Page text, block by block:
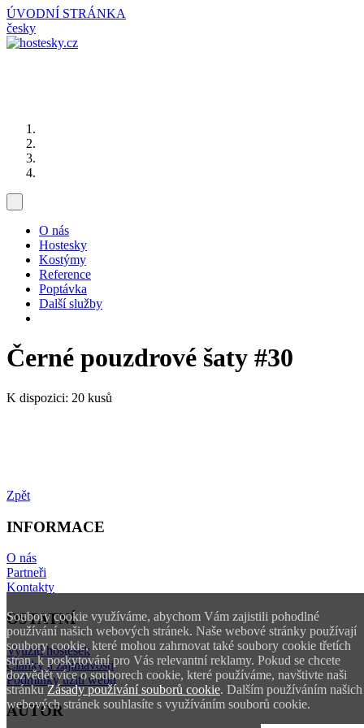
Soubory cookie využíváme, abychom Vám zajistili pohodlné
používání našich webových stránek. Naše webové stránky používají
soubory cookie, které mohou zahrnovat také soubory cookie třetích
stran, k poskytování pro Vás relevantní reklamy. Pokud se chcete
dozvědět více o souborech cookie, které používáme, navštivte naši
stránkuZásady používání souborů cookie. Dalším používáním našich
webových stránek souhlasíte s využíváním souborů cookie.
ÚVODNÍ STRÁNKA
česky
O nás
Hostesky
Kostýmy
Reference
Poptávka
Další služby
Černé pouzdrové šaty #30
K dispozici: 20 kusů
Zpět
INFORMACE
O nás
Partneři
Kontakty
OSTATNÍ
Využití hostesek
Články a zajímavosti
Podmínky užití webu
AUTOR